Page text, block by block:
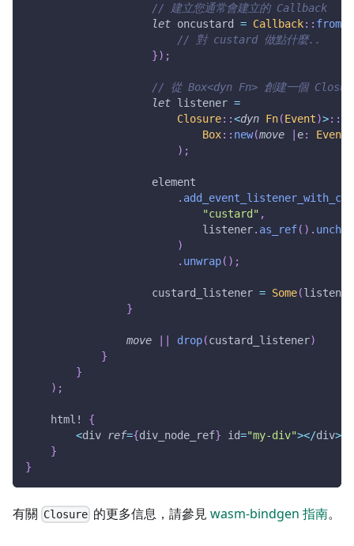
// 建立您通常會建立的 Callback
let oncustard = Callback:: from
// 對 custard 做點什麼..
}) ;
// 從 Box<dyn Fn> 創建一個
let listener =
Closure::<dyn Fn(Event)>::
Box:: new(move e: Event
) ;
                    element
.
"custard" ,
                            listener
. as_ref( ) .
)
. unwrap( ) ;
                    custard_listener
= Some(listener
}
move drop(custard_listener)
}
}
) ;
html!
{
<div ref={div_node_ref} id="my-div"></div>
}
}
有關 Closure 的更多信息，請參見wasm-bindgen 指南。